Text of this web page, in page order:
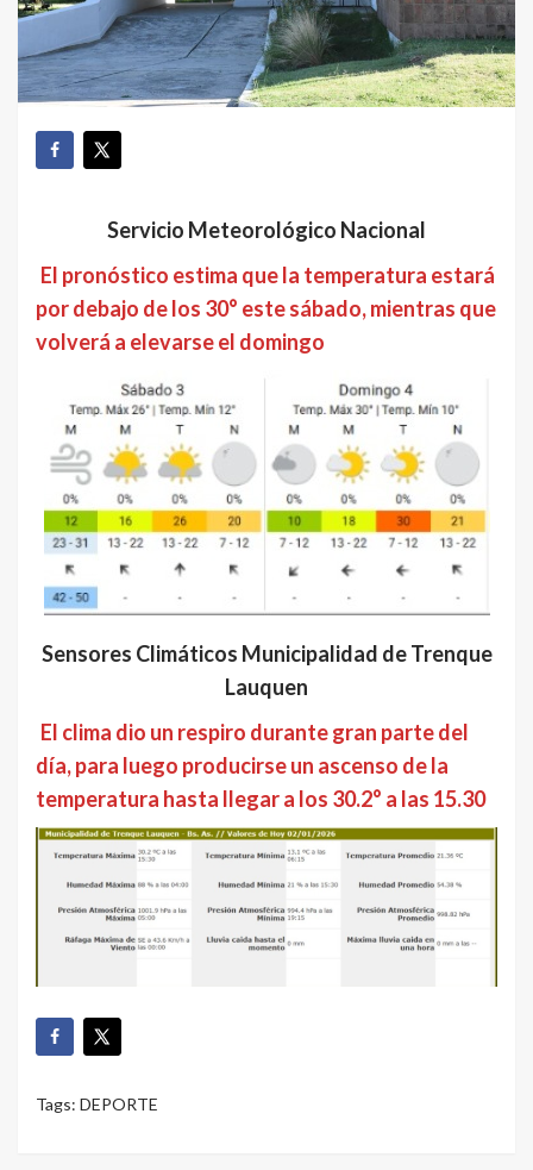
Servicio Meteorológico Nacional
El pronóstico estima que la temperatura estará
por debajo de los 30° este sábado, mientras que
volverá a elevarse el domingo
Sensores Climáticos Municipalidad de Trenque
Lauquen
El clima dio un respiro durante gran parte del
día, para luego producirse un ascenso de la
temperatura hasta llegar a los 30.2° a las 15.30
Tags: DEPORTE